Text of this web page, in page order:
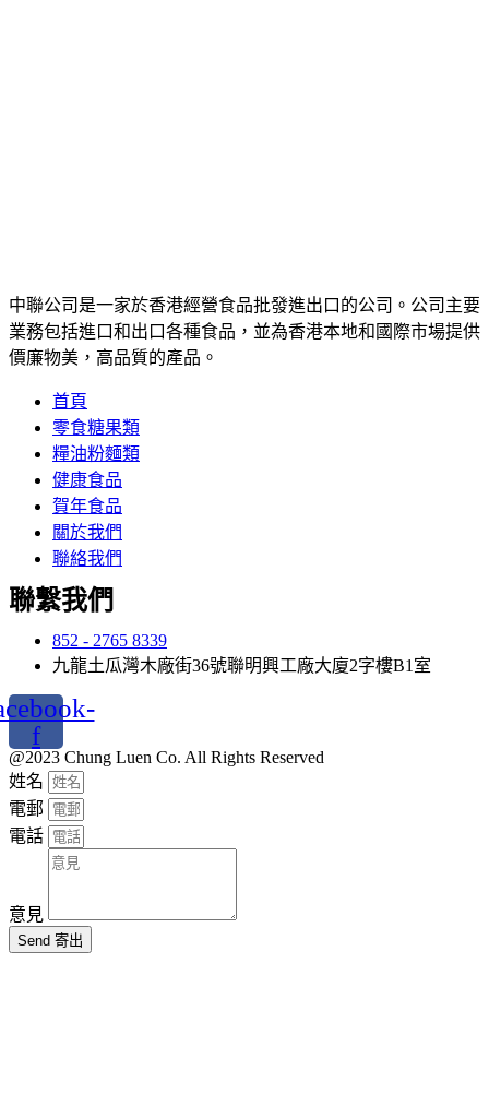
中聯公司是一家於香港經營食品批發進出口的公司。公司主要
業務包括進口和出口各種食品，並為香港本地和國際市場提供
價廉物美，高品質的產品。
首頁
零食糖果類
糧油粉麵類
健康食品
賀年食品
關於我們
聯絡我們
聯繫我們
852 - 2765 8339
九龍土瓜灣木廠街36號聯明興工廠大廈2字樓B1室
f
@2023 Chung Luen Co. All Rights Reserved
姓名
電郵
電話
意見
Send 寄出